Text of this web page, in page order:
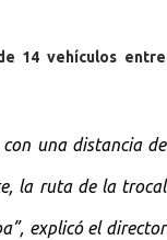
14 vehículos entre
una distancia de
la ruta de la trocal
explicó el director